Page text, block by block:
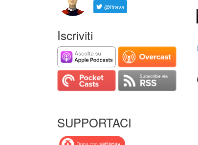
@ftrava
Iscriviti
SUPPORTACI